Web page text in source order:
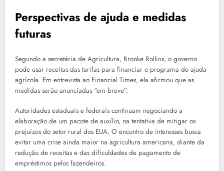
Perspectivas de ajuda e medidas
futuras
Segundo a secretária de Agricultura, Brooke Rollins, o governo
pode usar receitas das tarifas para financiar o programa de ajuda
agrícola. Em entrevista ao Financial Times, ela afirmou que as
medidas serão anunciadas “em breve”.
Autoridades estaduais e federais continuam negociando a
elaboração de um pacote de auxílio, na tentativa de mitigar os
prejuízos do setor rural dos EUA. O encontro de interesses busca
evitar uma crise ainda maior na agricultura americana, diante da
redução de receitas e das dificuldades de pagamento de
empréstimos pelos fazendeiros.